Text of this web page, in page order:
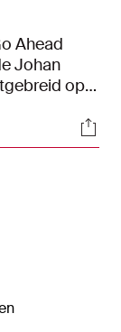
Ahead
Johan
op